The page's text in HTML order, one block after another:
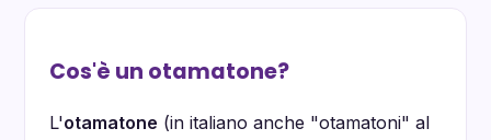
Cos'è un otamatone?
L'otamatone (in italiano anche "otamatoni" al